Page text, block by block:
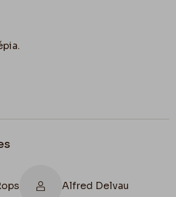
Alfred Delvau